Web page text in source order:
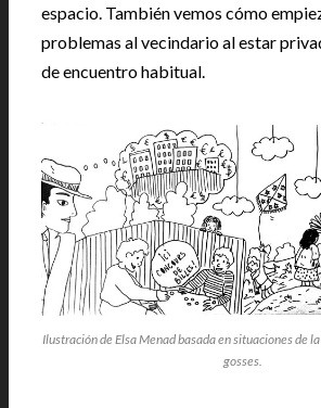
espacio. También vemos cómo
problemas al vecindario al estar
de encuentro habitual.
Ilustración de Elsa Menad basada en situaciones de
gosses.